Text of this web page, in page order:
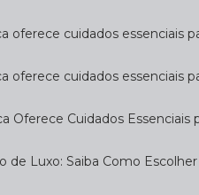
oferece cuidados essenciais
oferece cuidados essenciais
Oferece Cuidados Essenciais
de Luxo: Saiba Como